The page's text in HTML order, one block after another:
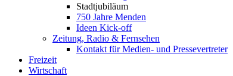
Stadtjubiläum
750 Jahre Menden
Ideen Kick-off
Zeitung, Radio & Fernsehen
Kontakt für Medien- und Pressevertreter
Freizeit
Wirtschaft